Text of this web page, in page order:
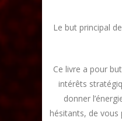
Le but principal
Ce livre a pour
intérêts
donner
hésitants, de vous